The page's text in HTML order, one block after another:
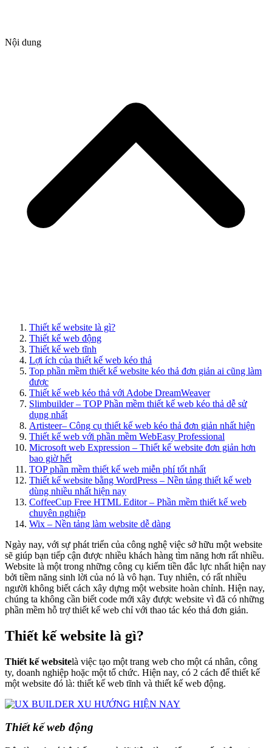
Nội dung
Thiết kế website là gì?
Thiết kế web động
Thiết kế web tĩnh
Lợi ích của thiết kế web kéo thả
Top phần mềm thiết kế website kéo thả đơn giản ai cũng làm
được
Thiết kế web kéo thả với Adobe DreamWeaver
Slimbuilder – TOP Phần mềm thiết kế web kéo thả dễ sử
dụng nhất
Artisteer– Công cụ thiết kế web kéo thả đơn giản nhất hiện
Thiết kế web với phần mềm WebEasy Professional
Microsoft web Expression – Thiết kế website đơn giản hơn
bao giờ hết
TOP phần mềm thiết kế web miễn phí tốt nhất
Thiết kế website bằng WordPress – Nền tảng thiết kế web
dùng nhiều nhất hiện nay
CoffeeCup Free HTML Editor – Phần mềm thiết kế web
chuyên nghiệp
Wix – Nền tảng làm website dễ dàng
Ngày nay, với sự phát triển của công nghệ việc sở hữu một website
sẽ giúp bạn tiếp cận được nhiều khách hàng tìm năng hơn rất nhiều.
Website là một trong những công cụ kiếm tiền đắc lực nhất hiện nay
bởi tiềm năng sinh lời của nó là vô hạn. Tuy nhiên, có rất nhiều
người không biết cách xây dựng một website hoàn chỉnh. Hiện nay,
chúng ta không cần biết code mới xây được website vì đã có những
phần mềm hỗ trợ thiết kế web chỉ với thao tác kéo thả đơn giản.
Thiết kế website là gì?
Thiết kế websitelà việc tạo một trang web cho một cá nhân, công
ty, doanh nghiệp hoặc một tổ chức. Hiện nay, có 2 cách để thiết kế
một website đó là: thiết kế web tĩnh và thiết kế web động.
Thiết kế web động